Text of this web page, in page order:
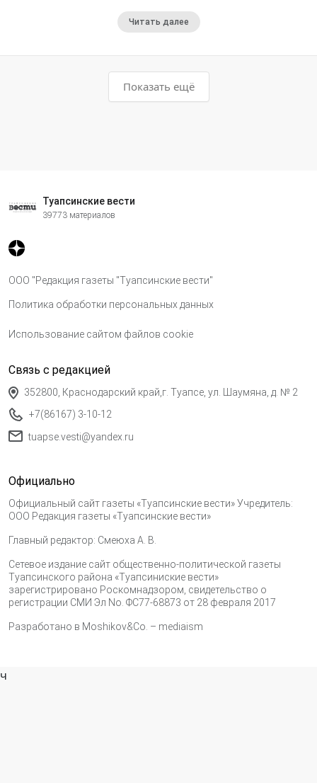
Читать далее
Показать ещё
Туапсинские вести
39773 материалов
ООО "Редакция газеты "Туапсинские вести"
Политика обработки персональных данных
Использование сайтом файлов cookie
Связь с редакцией
352800, Краснодарский край,г. Туапсе, ул. Шаумяна, д. № 2
+7(86167) 3-10-12
tuapse.vesti@yandex.ru
Официально
Официальный сайт газеты «Туапсинские вести» Учредитель:
ООО Редакция газеты «Туапсинские вести»
Главный редактор: Смеюха А. В.
Сетевое издание сайт общественно-политической газеты
Туапсинского района «Туапсиниские вести»
зарегистрировано Роскомнадзором, свидетельство о
регистрации СМИ Эл No. ФС77-68873 от 28 февраля 2017
Разработано в Moshikov&Co. – mediaism
ч